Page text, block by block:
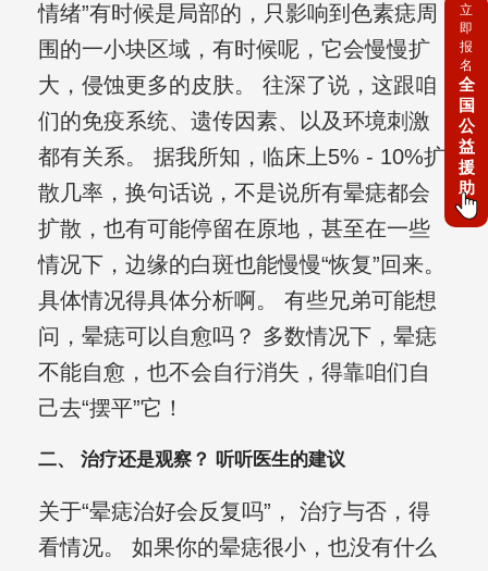
情绪”有时候是局部的，只影响到色素痣周
围的一小块区域，有时候呢，它会慢慢扩
大，侵蚀更多的皮肤。 往深了说，这跟咱
们的免疫系统、遗传因素、以及环境刺激
都有关系。 据我所知，临床上5% - 10%扩
散几率，换句话说，不是说所有晕痣都会
扩散，也有可能停留在原地，甚至在一些
情况下，边缘的白斑也能慢慢“恢复”回来。
具体情况得具体分析啊。 有些兄弟可能想
问，晕痣可以自愈吗？ 多数情况下，晕痣
不能自愈，也不会自行消失，得靠咱们自
己去“摆平”它！
二、 治疗还是观察？ 听听医生的建议
关于“晕痣治好会反复吗”， 治疗与否，得
看情况。 如果你的晕痣很小，也没有什么
立
即
报
名
全
国
公
益
援
助